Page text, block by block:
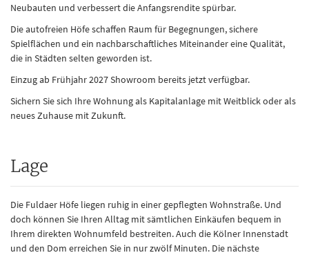
Neubauten und verbessert die Anfangsrendite spürbar.
Die autofreien Höfe schaffen Raum für Begegnungen, sichere
Spielflächen und ein nachbarschaftliches Miteinander eine Qualität,
die in Städten selten geworden ist.
Einzug ab Frühjahr 2027 Showroom bereits jetzt verfügbar.
Sichern Sie sich Ihre Wohnung als Kapitalanlage mit Weitblick oder als
neues Zuhause mit Zukunft.
Lage
Die Fuldaer Höfe liegen ruhig in einer gepflegten Wohnstraße. Und
doch können Sie Ihren Alltag mit sämtlichen Einkäufen bequem in
Ihrem direkten Wohnumfeld bestreiten. Auch die Kölner Innenstadt
und den Dom erreichen Sie in nur zwölf Minuten. Die nächste